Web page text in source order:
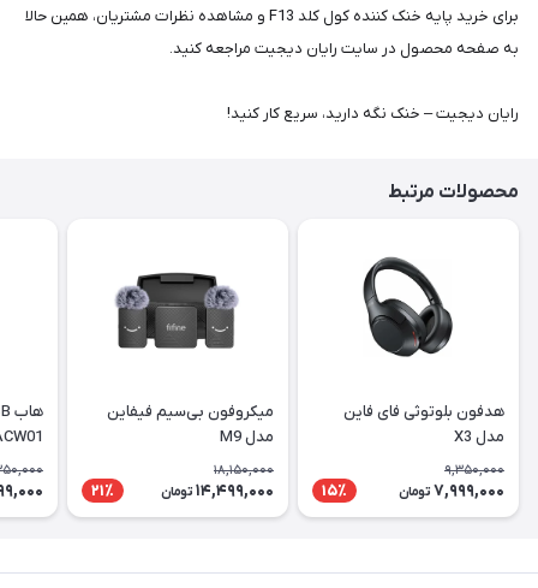
برای خرید پایه خنک کننده کول کلد F13 و مشاهده نظرات مشتریان، همین حالا
به صفحه محصول در سایت رایان دیجیت مراجعه کنید.
رایان دیجیت – خنک نگه دارید، سریع کار کنید!
محصولات مرتبط
هدفون بلوتوثی فای فاین
مدل X3
9,350,000
7,999,000 تومان 15٪
میکروفون بی‌سیم فیفاین
مدل M9
18,150,000
14,499,000 تومان 21٪